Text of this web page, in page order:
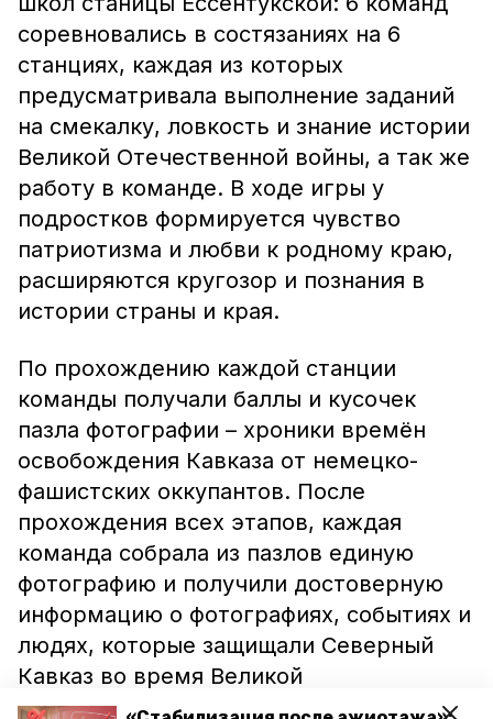
соревновались в состязаниях на 6
станциях, каждая из которых
предусматривала выполнение заданий
на смекалку, ловкость и знание истории
Великой Отечественной войны, а так же
работу в команде. В ходе игры у
подростков формируется чувство
патриотизма и любви к родному краю,
расширяются кругозор и познания в
истории страны и края.
По прохождению каждой станции
команды получали баллы и кусочек
пазла фотографии – хроники времён
освобождения Кавказа от немецко-
фашистских оккупантов. После
прохождения всех этапов, каждая
команда собрала из пазлов единую
фотографию и получили достоверную
информацию о фотографиях, событиях и
людях, которые защищали Северный
Кавказ во время Великой
Отечественной войны. По итогу игры-